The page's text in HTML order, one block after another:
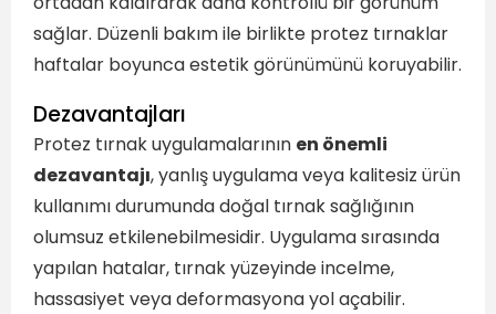
sağlar. Düzenli bakım ile birlikte protez tırnaklar
haftalar boyunca estetik görünümünü koruyabilir.
Dezavantajları
Protez tırnak uygulamalarının en önemli
dezavantajı, yanlış uygulama veya kalitesiz ürün
kullanımı durumunda doğal tırnak sağlığının
olumsuz etkilenebilmesidir. Uygulama sırasında
yapılan hatalar, tırnak yüzeyinde incelme,
hassasiyet veya deformasyona yol açabilir.